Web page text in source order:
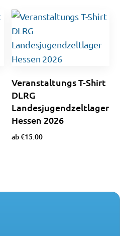
Veranstaltungs T-Shirt
DLRG
Landesjugendzeltlager
Hessen 2026
ab€15.00